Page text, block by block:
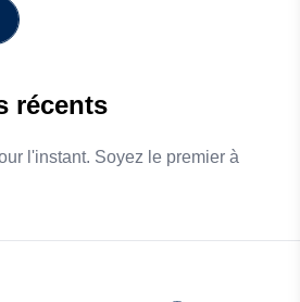
récents
l'instant. Soyez le premier à